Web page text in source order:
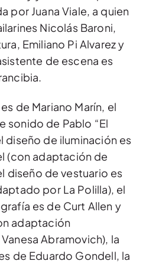
por Juana Viale, a quien
Nicolás Baroni,
Emiliano Pi Alvarez y
de escena es
de Mariano Marín, el
sonido de Pablo “El
diseño de iluminación es
(con adaptación de
diseño de vestuario es
por La Polilla), el
es de Curt Allen y
adaptación
Abramovich), la
de Eduardo Gondell, la